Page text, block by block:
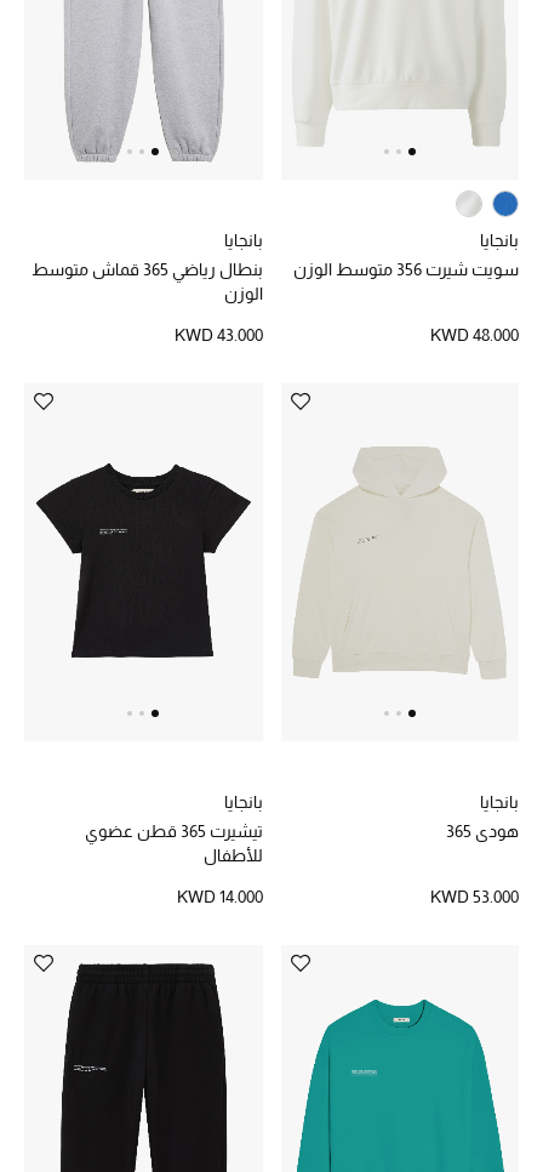
موضة نسائية
تسوقوا للنساء
الموسم الجديد
الحقائب النسائية
حقائب رجالية
حقائب الأطفال
أبرز المصممين
أبرز الحقائب
الأحذية الرجالية
أحذية للأطفال
أبرز المصممين
بانجايا
سويت شيرت 356 متوسط الوزن
KWD 48.000
بانجايا
بنطال رياضي 365 قماش متوسط
الوزن
KWD 43.000
بانجايا
هودي 365
KWD 53.000
بانجايا
تيشيرت 365 قطن عضوي
للأطفال
KWD 14.000